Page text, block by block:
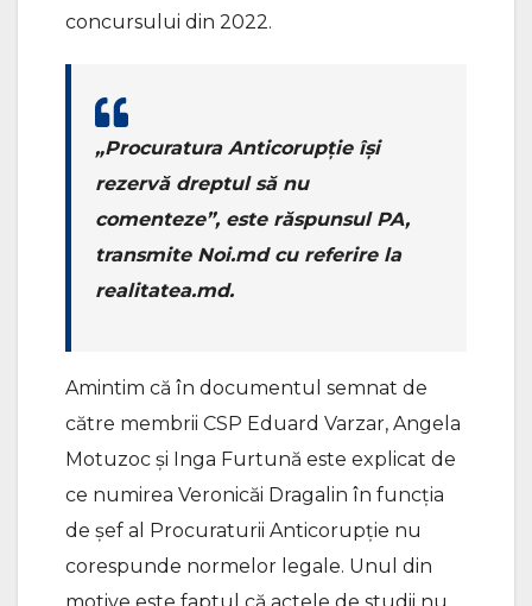
concursului din 2022.
„Procuratura Anticorupție își
rezervă dreptul să nu
comenteze”, este răspunsul PA,
transmite Noi.md cu referire la
realitatea.md.
Amintim că în documentul semnat de
către membrii CSP Eduard Varzar, Angela
Motuzoc și Inga Furtună este explicat de
ce numirea Veronicăi Dragalin în funcția
de șef al Procuraturii Anticorupție nu
corespunde normelor legale. Unul din